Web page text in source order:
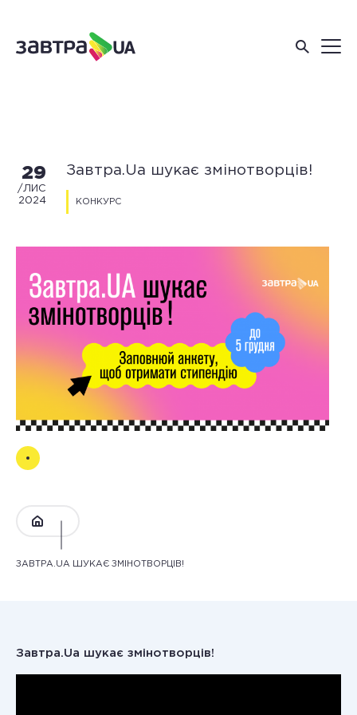
29
/ЛИС
2024
Завтра.Ua шукає змінотворців!
КОНКУРС
ЗАВТРА.UA ШУКАЄ ЗМІНОТВОРЦІВ!
Завтра.Ua шукає змінотворців!